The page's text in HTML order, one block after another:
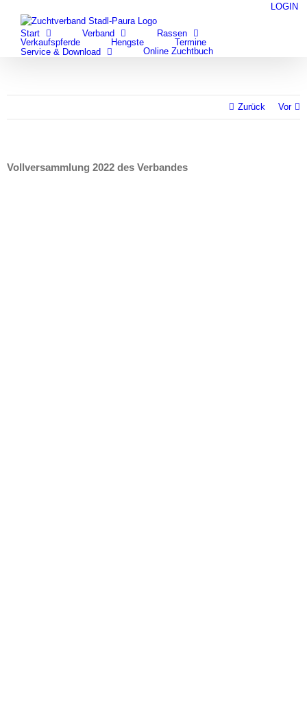
springen
facebook
youtube
LOGIN
Start Verband
Rassen
Verkaufspferde
Hengste
Termine
Service & Download
Online Zuchtbuch
Zurück Vor
Vollver­sammlung 2022 des Verbandes